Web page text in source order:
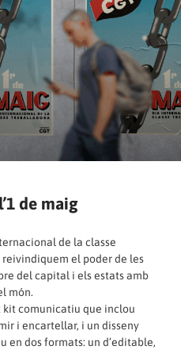
de maig
de la classe
el poder de les
del capital i els estats amb
món.
kit comunicatiu que inclou
i encartellar, i un disseny
en dos formats: un d’editable,